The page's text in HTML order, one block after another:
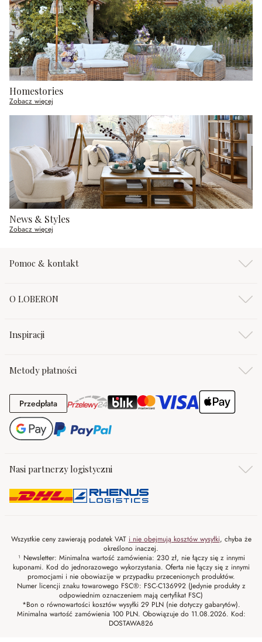
Homestories
Zobacz więcej
News & Styles
Zobacz więcej
Pomoc & kontakt
O LOBERON
Inspiracji
Metody płatności
PrzedpłataPrzedpłata
Nasi partnerzy logistyczni
Wszystkie ceny zawierają podatek VAT i nie obejmują kosztów wysyłki, chyba że
określono inaczej.
¹ Newsletter: Minimalna wartość zamówienia: 230 zł, nie łączy się z innymi
kuponami. Kod do jednorazowego wykorzystania. Oferta nie łączy się z innymi
promocjami i nie obowiazije w przypadku przecenionych produktów.
Numer licencji znaku towarowego FSC®: FSC-C136992 (Jedynie produkty z
odpowiednim oznaczeniem mają certyfikat FSC)
*Bon o równowartości kosztów wysyłki 29 PLN (nie dotyczy gabarytów).
Minimalna wartość zamówienia 100 PLN. Obowiązuje do 11.08.2026. Kod:
DOSTAWA826